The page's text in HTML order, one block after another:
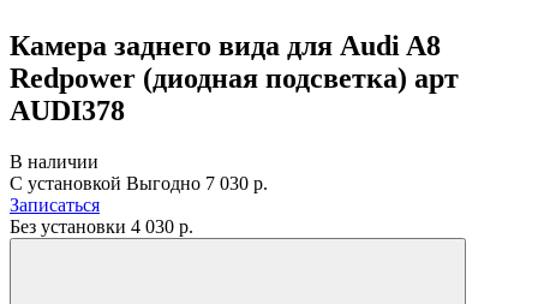
Камера заднего вида для Audi A8
Redpower (диодная подсветка) арт
AUDI378
В наличии
С установкой Выгодно 7 030 р.
Записаться
Без установки 4 030 р.